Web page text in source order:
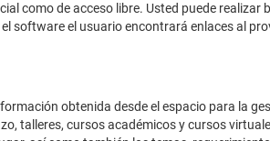
como de acceso libre. Usted puede realizar
software el usuario encontrará enlaces al
obtenida desde el espacio para la
talleres, cursos académicos y cursos